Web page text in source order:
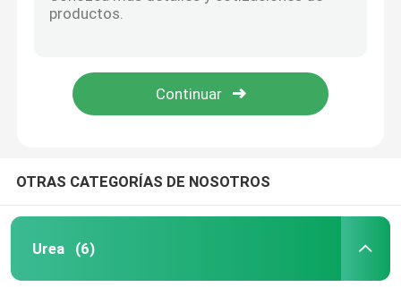
Fertilizante compuesto
Melamina
Fulbato de potasio (alcalino)
Agente quelante orgánico de ácido fulvínico
Ácido fúlvico líquido
OTRAS CATEGORÍAS DE NOSOTROS
Urea (6)